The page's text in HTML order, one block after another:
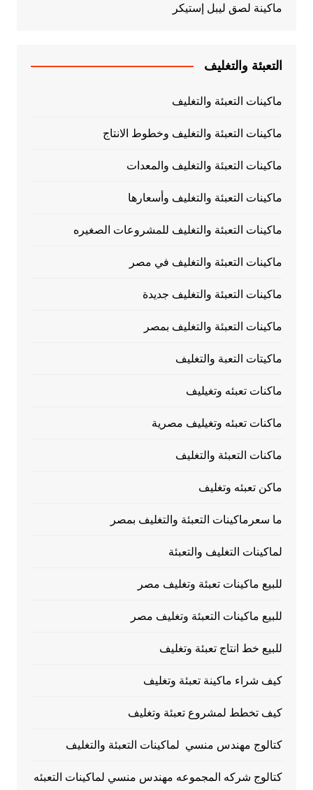
ماكينة لصق ليبل إستيكر
التعبئة والتغليف
ماكينات التعبئة والتغليف
ماكينات التعبئة والتغليف وخطوط الانتاج
ماكينات التعبئة والتغليف والمعدات
ماكينات التعبئة والتغليف وأسعارها
ماكينات التعبئة والتغليف للمشروعات الصغيره
ماكينات التعبئة والتغليف في مصر
ماكينات التعبئة والتغليف جديدة
ماكينات التعبئة والتغليف بمصر
ماكيتات التعبة والتغليف
ماكنات تعبئه وتغيليف
ماكنات تعبئه وتغيليف مصرية
ماكنات التعبئة والتغليف
ماكن تعبئه وتغليف
ما سعرماكينات التعبئة والتغليف بمصر
لماكينات التغليف والتعبئة
للبيع ماكينات تعبئة وتغليف مصر
للبيع ماكينات التعبئة وتغليف مصر
للبيع خط انتاج تعبئة وتغليف
كيف شراء ماكينة تعبئة وتغليف
كيف تخطط لمشروع تعبئة وتغليف
كتالوج مهندس منسي لماكينات التعبئة والتغليف
كتالوج شركه المجموعه مهندس منسي لماكينات التعبئه